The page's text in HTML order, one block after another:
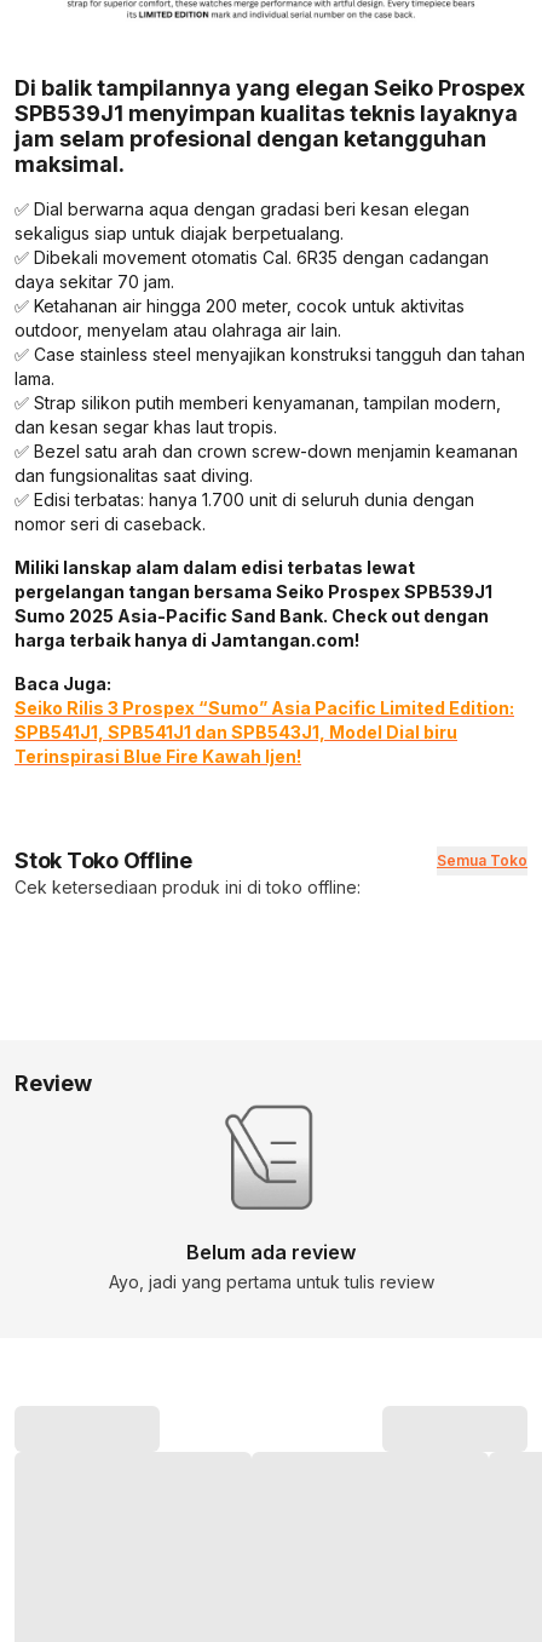
Di balik tampilannya yang elegan Seiko Prospex
SPB539J1 menyimpan kualitas teknis layaknya
jam selam profesional dengan ketangguhan
maksimal.
✅ Dial berwarna aqua dengan gradasi beri kesan elegan
sekaligus siap untuk diajak berpetualang.
✅ Dibekali movement otomatis Cal. 6R35 dengan cadangan
daya sekitar 70 jam.
✅ Ketahanan air hingga 200 meter, cocok untuk aktivitas
outdoor, menyelam atau olahraga air lain.
✅ Case stainless steel menyajikan konstruksi tangguh dan tahan
lama.
✅ Strap silikon putih memberi kenyamanan, tampilan modern,
dan kesan segar khas laut tropis.
✅ Bezel satu arah dan crown screw-down menjamin keamanan
dan fungsionalitas saat diving.
✅ Edisi terbatas: hanya 1.700 unit di seluruh dunia dengan
nomor seri di caseback.
Miliki lanskap alam dalam edisi terbatas lewat
pergelangan tangan bersama Seiko Prospex SPB539J1
Sumo 2025 Asia-Pacific Sand Bank. Check out dengan
harga terbaik hanya di Jamtangan.com!
Baca Juga:
Seiko Rilis 3 Prospex “Sumo” Asia Pacific Limited Edition:
SPB541J1, SPB541J1 dan SPB543J1, Model Dial biru
Terinspirasi Blue Fire Kawah Ijen!
Stok Toko Offline Semua Toko
Cek ketersediaan produk ini di toko offline:
Review
Belum ada review
Ayo, jadi yang pertama untuk tulis review